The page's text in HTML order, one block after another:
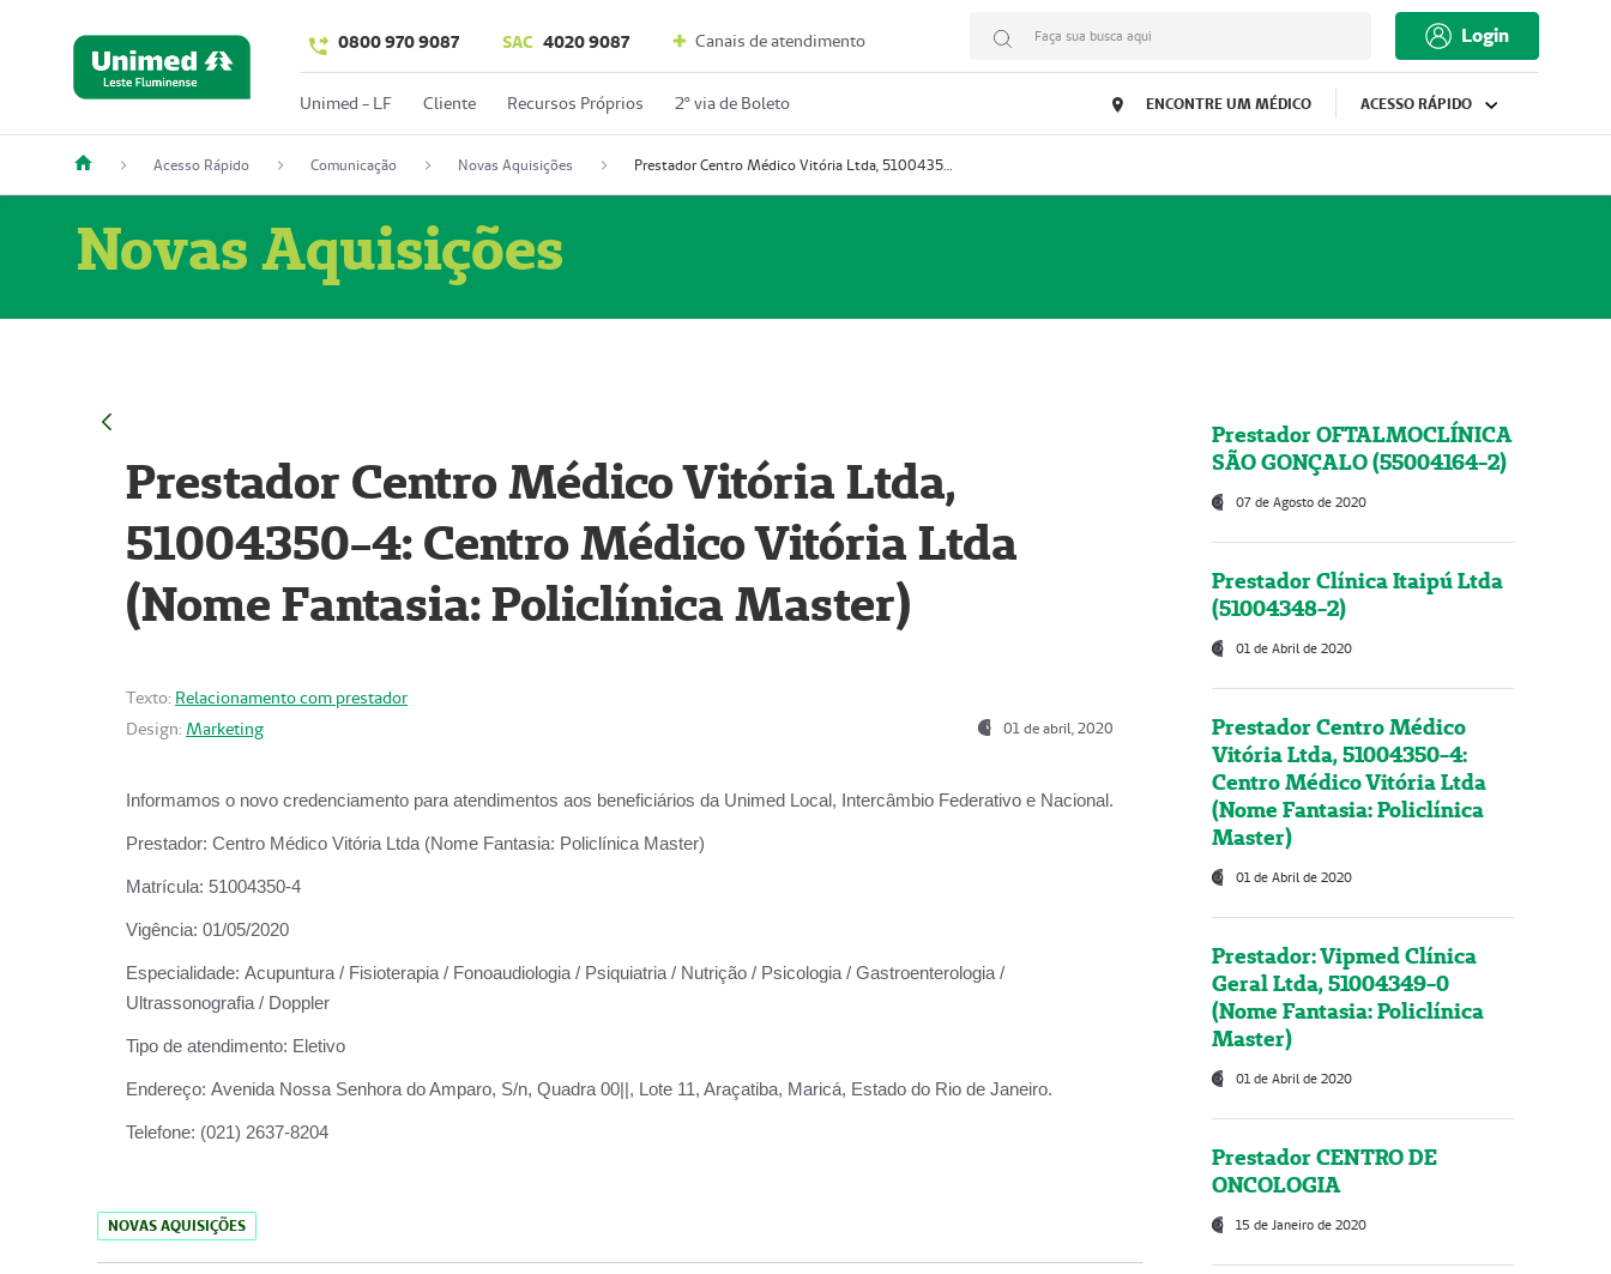
0800 970 9087 SAC 4020 9087 Canais de atendimento Faça sua busca aqui Login
Unimed - LF Cliente Recursos Próprios 2º via de Boleto ENCONTRE UM MÉDICO ACESSO RÁPIDO
Acesso Rápido Comunicação Novas Aquisições Prestador Centro Médico Vitória Ltda, 51004350-4: Centro Médico Vitória Ltda (Nome Fantasia: Policlínica Master)
Novas Aquisições
Prestador Centro Médico Vitória Ltda,
51004350-4: Centro Médico Vitória Ltda
(Nome Fantasia: Policlínica Master)
Texto: Relacionamento com prestador
Design: Marketing 01 de abril, 2020
Informamos o novo credenciamento para atendimentos aos beneficiários da Unimed Local, Intercâmbio Federativo e Nacional.
Prestador: Centro Médico Vitória Ltda (Nome Fantasia: Policlínica Master)
Matrícula: 51004350-4
Vigência: 01/05/2020
Especialidade: Acupuntura / Fisioterapia / Fonoaudiologia / Psiquiatria / Nutrição / Psicologia / Gastroenterologia /
Ultrassonografia / Doppler
Tipo de atendimento: Eletivo
Endereço: Avenida Nossa Senhora do Amparo, S/n, Quadra 00||, Lote 11, Araçatiba, Maricá, Estado do Rio de Janeiro.
Telefone: (021) 2637-8204
NOVAS AQUISIÇÕES
Prestador OFTALMOCLÍNICA
SÃO GONÇALO (55004164-2)
07 de Agosto de 2020
Prestador Clínica Itaipú Ltda
(51004348-2)
01 de Abril de 2020
Prestador Centro Médico
Vitória Ltda, 51004350-4:
Centro Médico Vitória Ltda
(Nome Fantasia: Policlínica
Master)
01 de Abril de 2020
Prestador: Vipmed Clínica
Geral Ltda, 51004349-0
(Nome Fantasia: Policlínica
Master)
01 de Abril de 2020
Prestador CENTRO DE
ONCOLOGIA
15 de Janeiro de 2020